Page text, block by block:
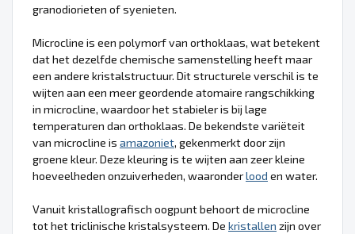
granodiorieten of syenieten.
Microcline is een polymorf van orthoklaas, wat betekent
dat het dezelfde chemische samenstelling heeft maar
een andere kristalstructuur. Dit structurele verschil is te
wijten aan een meer geordende atomaire rangschikking
in microcline, waardoor het stabieler is bij lage
temperaturen dan orthoklaas. De bekendste variëteit
van microcline is amazoniet, gekenmerkt door zijn
groene kleur. Deze kleuring is te wijten aan zeer kleine
hoeveelheden onzuiverheden, waaronderlood en water.
Vanuit kristallografisch oogpunt behoort de microcline
tot het triclinische kristalsysteem. De kristallen zijn over